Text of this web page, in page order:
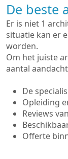
De beste
Er is niet 1
situatie kan er
worden.
Om het juiste
aantal
De
Opleiding
Reviews
Offerte